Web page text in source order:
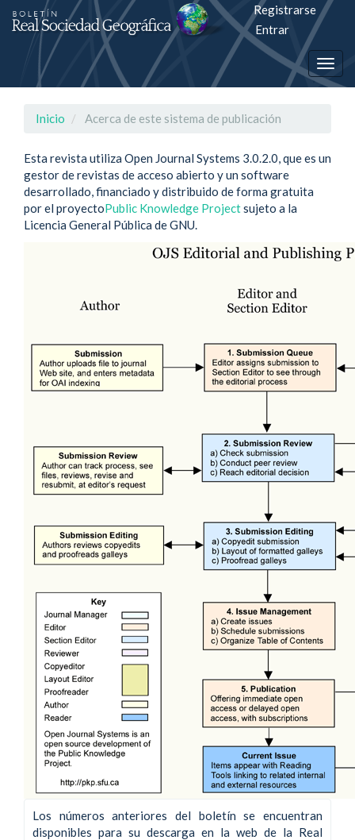
Salto
rápiso
a
de
contenido
Navegación
Registrarse
Entrar
Inicio Acerca de este sistema de publicación
Esta revista utiliza Open Journal Systems 3.0.2.0, que es un
gestor de revistas de acceso abierto y un software
desarrollado, financiado y distribuido de forma gratuita
por el proyectoPublic Knowledge Projectsujeto a la
Licencia General Pública de GNU.
Los números anteriores del boletín se encuentran
disponibles para su descarga en la web de la Real